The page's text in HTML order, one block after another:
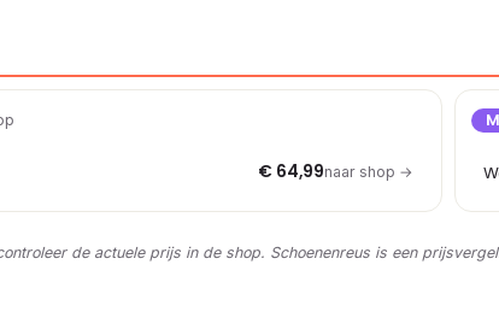
€ 64,99naar shop →
de actuele prijs in de shop. Schoenenreus is een